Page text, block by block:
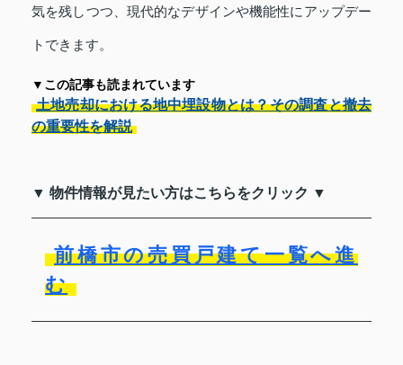
気を残しつつ、現代的なデザインや機能性にアップデー
トできます。
▼この記事も読まれています
土地売却における地中埋設物とは？その調査と撤去
の重要性を解説
▼ 物件情報が見たい方はこちらをクリック ▼
前橋市の売買戸建て一覧へ進
む